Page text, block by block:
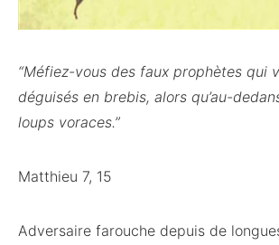
“Méfiez-vous des faux prophètes qui
déguisés en brebis, alors qu’au-
loups voraces.”
Matthieu 7, 15
Adversaire farouche depuis de